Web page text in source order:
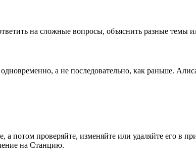
на сложные вопросы, объяснить разные темы
а не последовательно, как раньше.
потом проверяйте, изменяйте или удаляйте его в
на Станцию.